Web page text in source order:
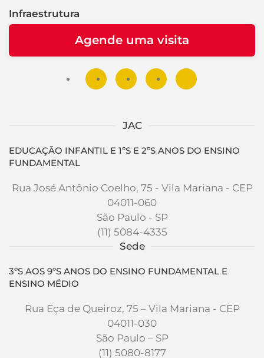
Infraestrutura
Agende uma visita
JAC
EDUCAÇÃO INFANTIL E 1ºS E 2ºS ANOS DO ENSINO
FUNDAMENTAL
Rua José Antônio Coelho, 75 - Vila Mariana - CEP
04011-060
São Paulo - SP
(11) 5084-4335
Sede
3ºS AOS 9ºS ANOS DO ENSINO FUNDAMENTAL E
ENSINO MÉDIO
Rua Eça de Queiroz, 75 – Vila Mariana - CEP
04011-030
São Paulo – SP
(11) 5080-8177